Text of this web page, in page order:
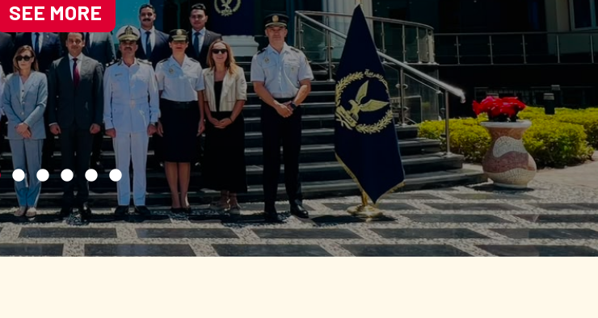
SEE MORE